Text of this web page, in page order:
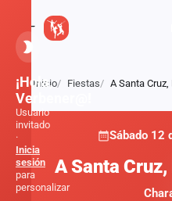
Atrás
Inicio Fiestas A Santa
Sábado 12
A Santa
¡Hola,
Verbener@!
Usuario
invitado
·
Inicia
sesión
para
personalizar